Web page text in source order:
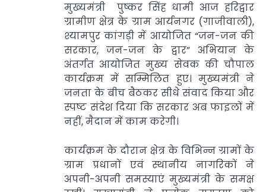
मुख्यमंत्री पुष्कर सिंह धामी आज हरिद्वार
ग्रामीण क्षेत्र के ग्राम आर्यनगर (गाजीवाली),
श्यामपुर कांगड़ी में आयोजित “जन-जन की
सरकार, जन-जन के द्वार” अभियान के
अंतर्गत आयोजित मुख्य सेवक की चौपाल
कार्यक्रम में सम्मिलित हुए। मुख्यमंत्री ने
जनता के बीच बैठकर सीधे संवाद किया और
स्पष्ट संदेश दिया कि सरकार अब फाइलों में
नहीं, मैदान में काम करेगी।
कार्यक्रम के दौरान क्षेत्र के विभिन्न ग्रामों के
ग्राम प्रधानों एवं स्थानीय नागरिकों ने
अपनी-अपनी समस्याएं मुख्यमंत्री के समक्ष